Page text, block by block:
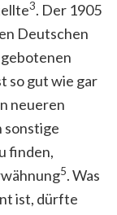
3. Der 1905
Deutschen
so gut wie gar
neueren
sonstige
finden,
5. Was
ist, dürfte